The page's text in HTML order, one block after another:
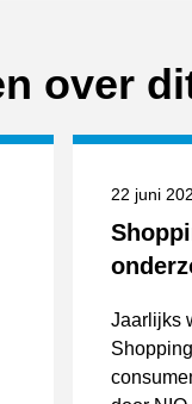
over
22 juni
Jaarlijks